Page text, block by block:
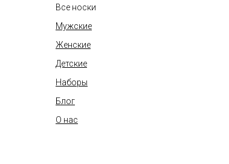
Все носки
Мужские
Женские
Детские
Наборы
Блог
О нас